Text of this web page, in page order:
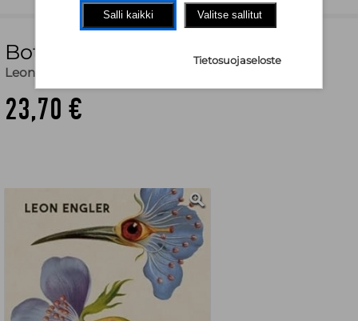
Botanik des Wahnsinns
Leon Engler
23,70 €
Salli kaikki Valitse sallitut
Tietosuojaseloste